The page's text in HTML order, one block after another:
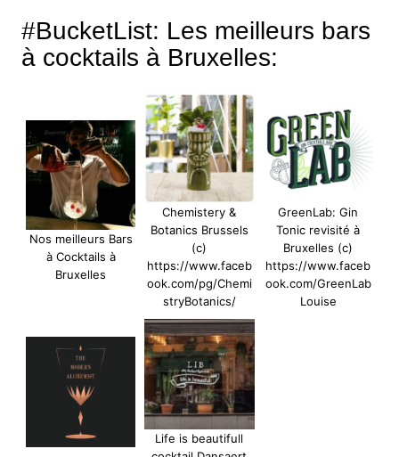
#BucketList: Les meilleurs bars
à cocktails à Bruxelles:
Nos meilleurs Bars
à Cocktails à
Bruxelles
Chemistery &
Botanics Brussels
(c)
https://www.faceb
ook.com/pg/Chemi
stryBotanics/
GreenLab: Gin
Tonic revisité à
Bruxelles (c)
https://www.faceb
ook.com/GreenLab
Louise
Life is beautifull